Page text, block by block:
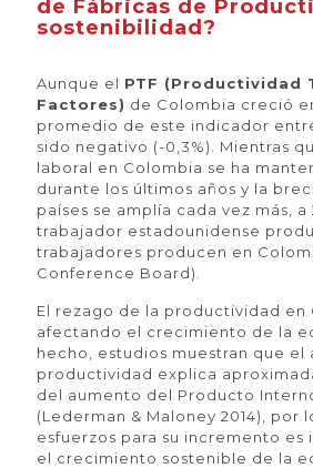
de Fábricas de
sostenibilidad?
Aunque el PTF (Productividad
Factores) de Colombia creció
promedio de este indicador
sido negativo (-0,3%). Mientras
laboral en Colombia se ha
durante los últimos años y la
países se amplía cada vez más, a
trabajador estadounidense
trabajadores producen en
Conference Board).
El rezago de la productividad en
afectando el crecimiento de la
hecho, estudios muestran que el
productividad explica
del aumento del Producto
(Lederman & Maloney 2014), por
esfuerzos para su incremento es
el crecimiento sostenible de la